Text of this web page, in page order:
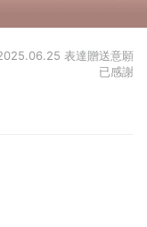
表達贈送意願
已感謝